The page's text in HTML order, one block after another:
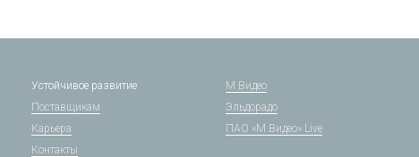
Устойчивое развитие
Поставщикам
Карьера
Контакты
М.Видео
Эльдорадо
ПАО «М.Видео» Live